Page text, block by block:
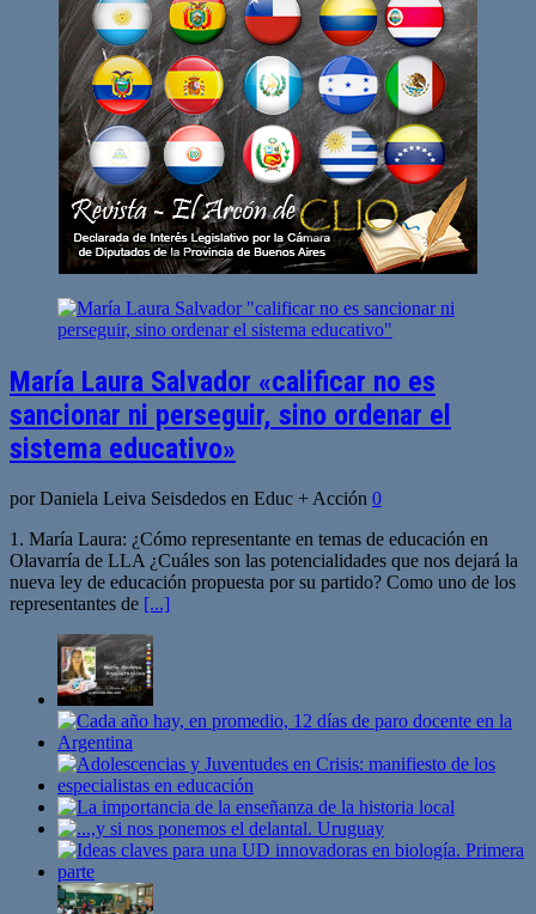
María Laura Salvador «calificar no es
sancionar ni perseguir, sino ordenar el
sistema educativo»
por Daniela Leiva Seisdedos en Educ + Acción 0
1. María Laura: ¿Cómo representante en temas de educación en
Olavarría de LLA ¿Cuáles son las potencialidades que nos dejará la
nueva ley de educación propuesta por su partido? Como uno de los
representantes de [...]